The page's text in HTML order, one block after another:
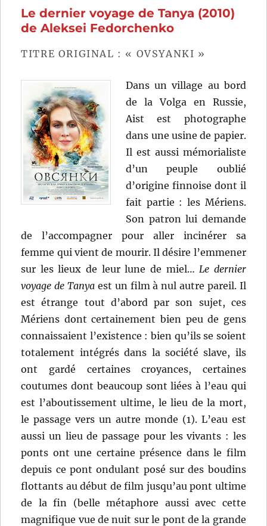
de
Yoshishige
Le dernier voyage de Tanya (2010)
de Aleksei Fedorchenko
TITRE ORIGINAL : « OVSYANKI »
Dans un village au bord
de la Volga en Russie,
Aist est photographe
dans une usine de papier.
Il est aussi mémorialiste
d’un peuple oublié
d’origine finnoise dont il
fait partie : les Mériens.
Son patron lui demande
de l’accompagner pour aller incinérer sa
femme qui vient de mourir. Il désire l’emmener
sur les lieux de leur lune de miel… Le dernier
voyage de Tanyaest un film à nul autre pareil. Il
est étrange tout d’abord par son sujet, ces
Mériens dont certainement bien peu de gens
connaissaient l’existence : bien qu’ils se soient
totalement intégrés dans la société slave, ils
ont gardé certaines croyances, certaines
coutumes dont beaucoup sont liées à l’eau qui
est l’aboutissement ultime, le lieu de la mort,
le passage vers un autre monde (1). L’eau est
aussi un lieu de passage pour les vivants : les
ponts ont une certaine présence dans le film
depuis ce pont ondulant posé sur des boudins
flottants au début de film jusqu’au pont ultime
de la fin (belle métaphore aussi avec cette
magnifique vue de nuit sur le pont de la grande